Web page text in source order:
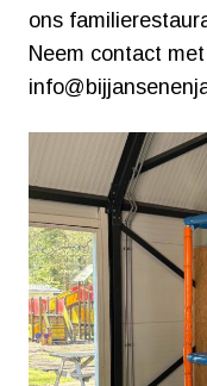
ons
Neem contact